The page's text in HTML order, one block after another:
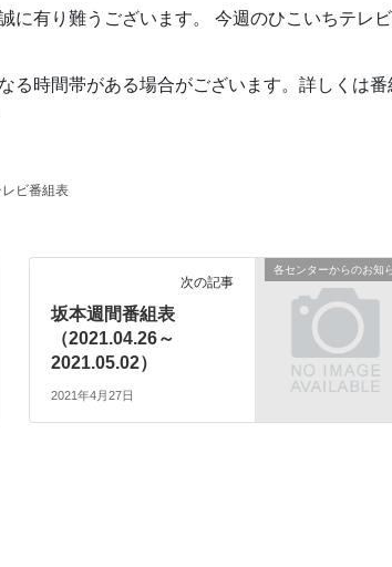
に有り難うございます。 今週のひこいちテレ
る時間帯がある場合がございます。詳しくは番
ビ番組表
各センターからのお知
次の記事
坂本週間番組表
（2021.04.26～
2021.05.02）
2021年4月27日